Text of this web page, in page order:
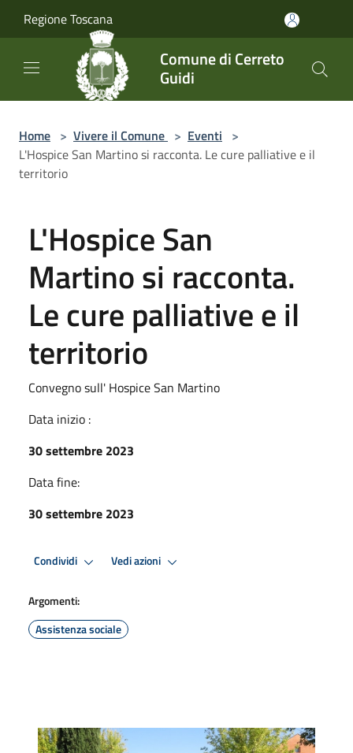
Regione Toscana
Comune di Cerreto
Guidi
Home > Vivere il Comune > Eventi >
L'Hospice San Martino si racconta. Le cure palliative e il
territorio
L'Hospice San
Martino si racconta.
Le cure palliative e il
territorio
Convegno sull' Hospice San Martino
Data inizio :
30 settembre 2023
Data fine:
30 settembre 2023
Condividi Vedi azioni
Argomenti:
Assistenza sociale